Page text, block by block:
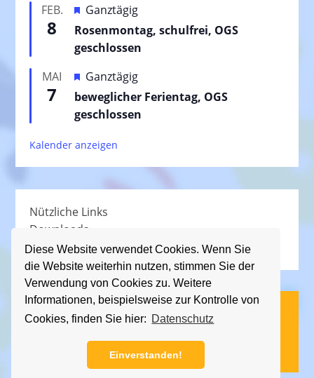
Diese Website verwendet Cookies. Wenn Sie
die Website weiterhin nutzen, stimmen Sie der
Verwendung von Cookies zu. Weitere
Informationen, beispielsweise zur Kontrolle von
Cookies, finden Sie hier: Datenschutz
Einverstanden!
o
r
g
h
o
b
n
FEB.
8
H
e
r
o
r
g
h
o
n
Ganztägig
Rosenmontag, schulfrei, OGS
geschlossen
MAI
7
H
e
r
o
r
h
o
b
e
n
Ganztägig
beweglicher Ferientag, OGS
geschlossen
Kalender anzeigen
Nützliche Links
Downloads
Schullied
Impressum|Datenschutz